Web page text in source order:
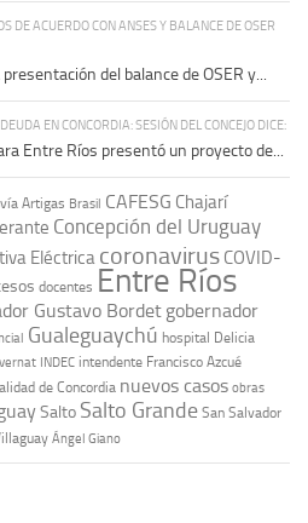
DE ACUERDO CON ANSES Y BALANCE DE OSER
del balance de OSER y...
EN CONCORDIA: SESIÓN DEL CONCEJO DICE:
Entre Ríos presentó un proyecto de...
Artigas Brasil CAFESG Chajarí
Concepción del Uruguay
Eléctrica coronavirus COVID-
docentes Entre Ríos
Gustavo Bordet gobernador
Gualeguaychú hospital Delicia
INDEC intendente Francisco Azcué
de Concordia nuevos casos obras
Salto Salto Grande San Salvador
Ángel Giano